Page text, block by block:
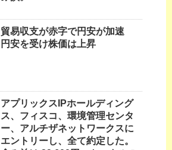
貿易収支が赤字で円安が加速
円安を受け株価は上昇
アプリックスIPホールディング
ス、フィスコ、環境管理センタ
ー、アルチザネットワークスに
エントリーし、全て約定した。